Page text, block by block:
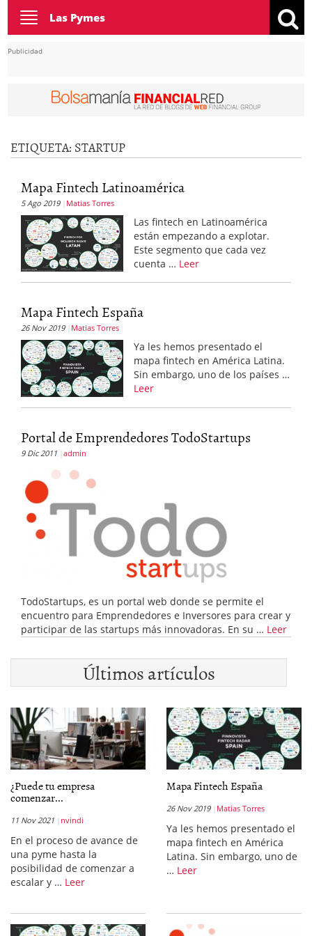
Toggle
navigation
Las Pymes
Publicidad
ETIQUETA: STARTUP
Mapa Fintech Latinoamérica
5 Ago 2019 Matias Torres
Las fintech en Latinoamérica
están empezando a explotar.
Este segmento que cada vez
cuenta … Leer
Mapa Fintech España
26 Nov 2019 Matias Torres
Ya les hemos presentado el
mapa fintech en América Latina.
Sin embargo, uno de los países …
Leer
Portal de Emprendedores TodoStartups
9 Dic 2011 admin
TodoStartups, es un portal web donde se permite el
encuentro para Emprendedores e Inversores para crear y
participar de las startups más innovadoras. En su … Leer
Últimos artículos
¿Puede tu empresa
comenzar...
11 Nov 2021 nvindi
En el proceso de avance de
una pyme hasta la
posibilidad de comenzar a
escalar y … Leer
Mapa Fintech España
26 Nov 2019 Matias Torres
Ya les hemos presentado el
mapa fintech en América
Latina. Sin embargo, uno de
… Leer